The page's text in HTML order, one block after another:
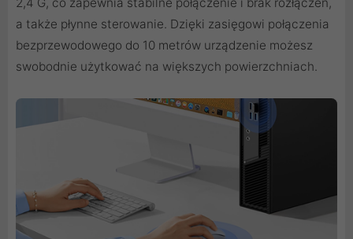
a także płynne sterowanie. Dzięki zasięgowi połączenia
bezprzewodowego do 10 metrów urządzenie możesz
swobodnie użytkować na większych powierzchniach.